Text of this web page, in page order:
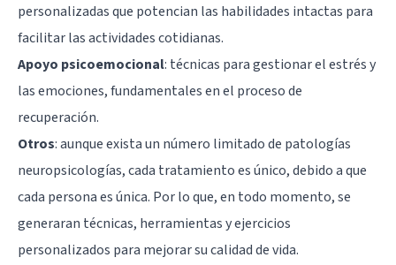
personalizadas que potencian las habilidades intactas para
facilitar las actividades cotidianas.
Apoyo psicoemocional: técnicas para gestionar el estrés y
las emociones, fundamentales en el proceso de
recuperación.
Otros: aunque exista un número limitado de patologías
neuropsicologías, cada tratamiento es único, debido a que
cada persona es única. Por lo que, en todo momento, se
generaran técnicas, herramientas y ejercicios
personalizados para mejorar su calidad de vida.